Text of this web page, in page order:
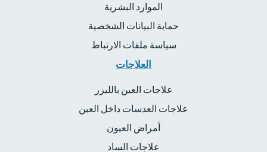
الموارد البشرية
حماية البيانات الشخصية
سياسة ملفات الارتباط
العلاجات
علاجات العين بالليزر
علاجات العدسات داخل العين
أمراض العيون
علاجات الساد